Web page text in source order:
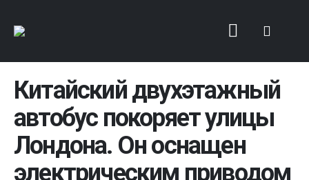
Китайский двухэтажный
автобус покоряет улицы
Лондона. Он оснащен
электрическим приводом